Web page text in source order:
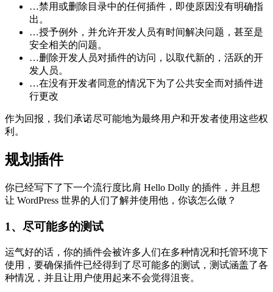
…禁用或删除目录中的任何插件，即使原因没有明确指
出。
…授予例外，并允许开发人员有时间解决问题，甚至是
安全相关的问题。
…删除开发人员对插件的访问，以取代新的，活跃的开
发人员。
…在没有开发者同意的情况下为了公共安全而对插件进
行更改
作为回报，我们承诺尽可能地为最终用户和开发者使用这些权
利。
规划插件
你已经写下了下一个流行度比肩 Hello Dolly 的插件，并且想
让 WordPress 世界的人们了解并使用他，你该怎么做？
1、尽可能多的测试
运气好的话，你的插件会被许多人们在多种情况和托管环境下
使用，要确保插件已经得到了尽可能多的测试，测试涵盖了各
种情况，并且让用户使用起来不会觉得沮丧。